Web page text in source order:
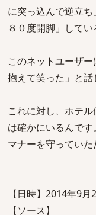
に突っ込んで逆立
８０度開脚」してい
このネットユーザ
抱えて笑った」と話
これに対し、ホテ
は確かにいるんです
マナーを守っていた
【日時】2014年9
【ソース】